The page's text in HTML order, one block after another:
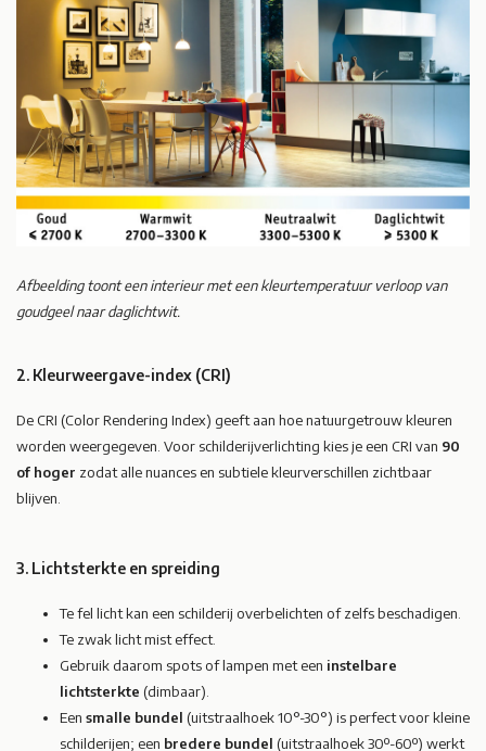
Afbeelding toont een interieur met een kleurtemperatuur verloop van
goudgeel naar daglichtwit.
2. Kleurweergave-index (CRI)
De CRI (Color Rendering Index) geeft aan hoe natuurgetrouw kleuren
worden weergegeven. Voor schilderijverlichting kies je een CRI van 90
of hoger zodat alle nuances en subtiele kleurverschillen zichtbaar
blijven.
3. Lichtsterkte en spreiding
Te fel licht kan een schilderij overbelichten of zelfs beschadigen.
Te zwak licht mist effect.
Gebruik daarom spots of lampen met een instelbare
lichtsterkte (dimbaar).
Een smalle bundel (uitstraalhoek 10°-30°) is perfect voor kleine
schilderijen; een bredere bundel (uitstraalhoek 30º-60º) werkt